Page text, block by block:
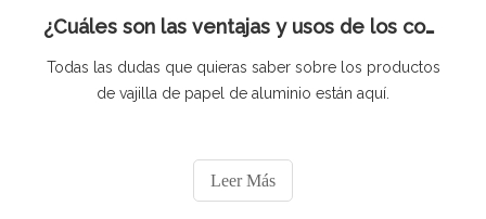
¿Cuáles son las ventajas y usos de los contenedores de papel de aluminio?
Todas las dudas que quieras saber sobre los productos
de vajilla de papel de aluminio están aquí.
Leer Más